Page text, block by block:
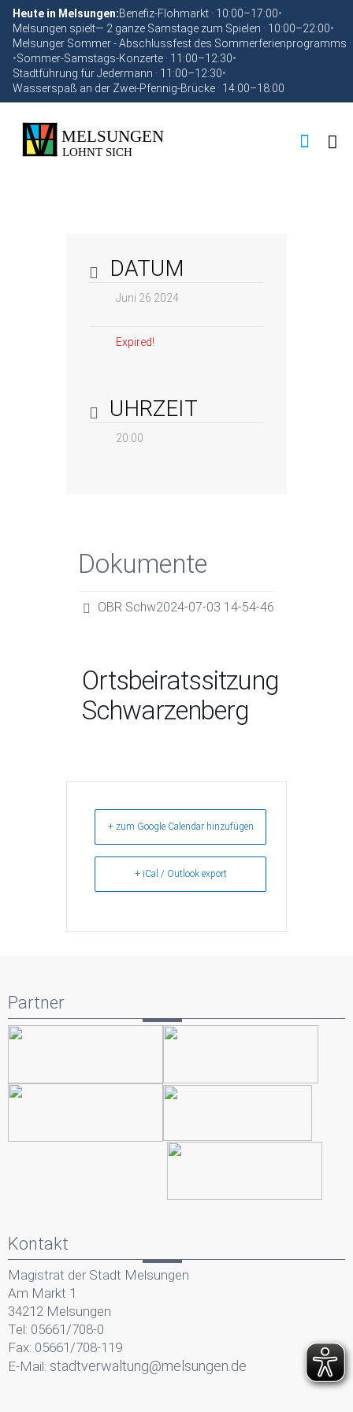
Heute in Melsungen:Benefiz-Flohmarkt · 10:00–17:00•
Melsungen spielt— 2 ganze Samstage zum Spielen · 10:00–22:00•
Melsunger Sommer - Abschlussfest des Sommerferienprogramms
•Sommer-Samstags-Konzerte · 11:00–12:30•
Stadtführung für Jedermann · 11:00–12:30•
Wasserspaß an der Zwei-Pfennig-Brücke · 14:00–18:00
DATUM
Juni 26 2024
Expired!
UHRZEIT
20:00
Dokumente
OBR Schw2024-07-03 14-54-46
Ortsbeiratssitzung
Schwarzenberg
+ zum Google Calendar hinzufügen
+ iCal / Outlook export
Partner
Kontakt
Magistrat der Stadt Melsungen
Am Markt 1
34212 Melsungen
Tel: 05661/708-0
Fax: 05661/708-119
E-Mail: stadtverwaltung@melsungen.de